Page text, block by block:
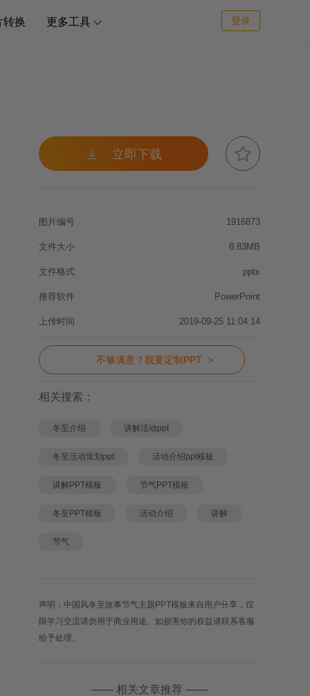
转换 更多工具  登录
 立即下载 
图片编号 1916873
文件大小 8.83MB
文件格式 pptx
推荐软件 PowerPoint
上传时间 2019-09-25 11:04:14
不够满意？我要定制PPT >
相关搜索：
冬至介绍 讲解活动ppt
冬至活动策划ppt 活动介绍ppt模板
讲解PPT模板 节气PPT模板
冬至PPT模板 活动介绍 讲解
节气
声明：中国风冬至故事节气主题PPT模板来自用户分享，仅
限学习交流请勿用于商业用途。如损害你的权益请联系客服
给予处理。
—— 相关文章推荐 ——